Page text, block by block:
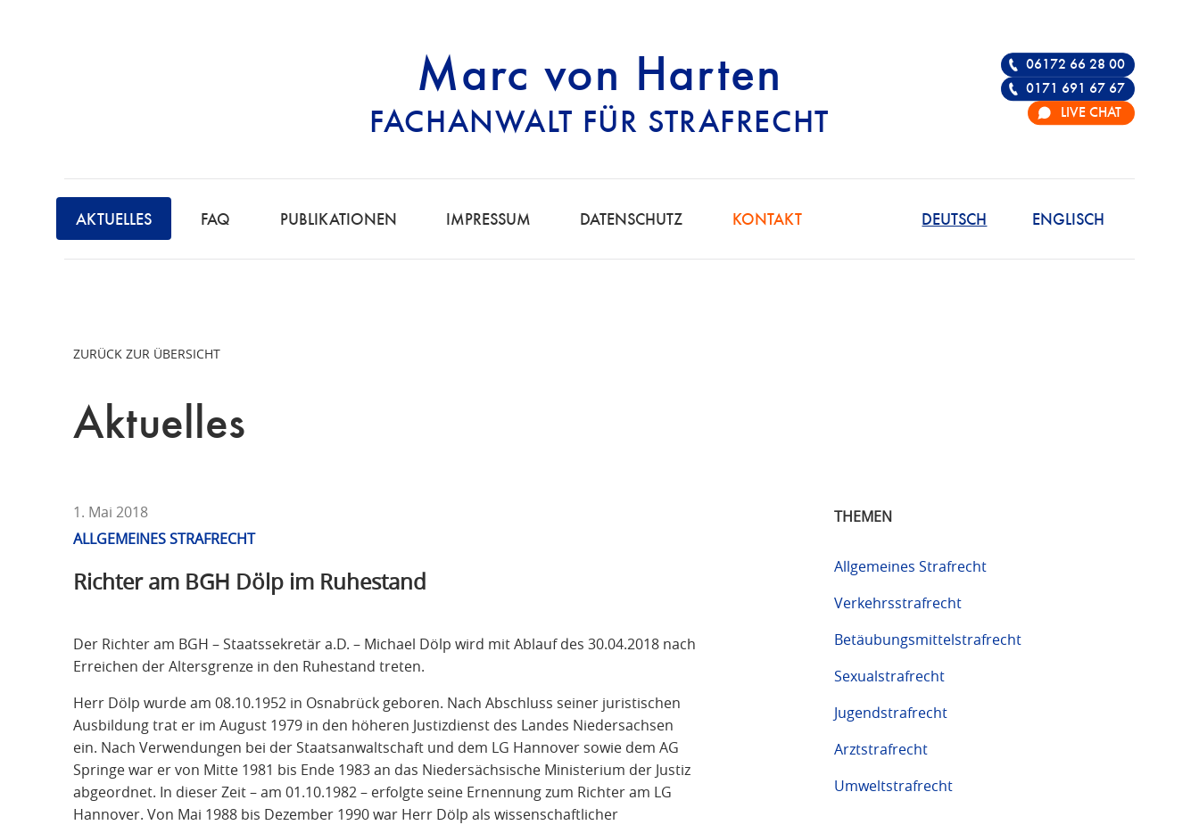
Marc von Harten
FACHANWALT FÜR STRAFRECHT
STRAFRECHT | RECHTSANWALT FÜR DIE
F
C
H
Ü
H
AKTUELLES FAQ PUBLIKATIONEN IMPRESSUM DATENSCHUTZ KONTAKT ENGLISCH
DEUTSCH
06172 66 28 00
0171 691 67 67
LIVE CHAT
ZURÜCK ZUR ÜBERSICHT
Aktuelles
1. Mai 2018
ALLGEMEINES STRAFRECHT
Richter am BGH Dölp im Ruhestand
Der Richter am BGH – Staatssekretär a.D. – Michael Dölp wird mit Ablauf des 30.04.2018 nach
Erreichen der Altersgrenze in den Ruhestand treten.
Herr Dölp wurde am 08.10.1952 in Osnabrück geboren. Nach Abschluss seiner juristischen
Ausbildung trat er im August 1979 in den höheren Justizdienst des Landes Niedersachsen
ein. Nach Verwendungen bei der Staatsanwaltschaft und dem LG Hannover sowie dem AG
Springe war er von Mitte 1981 bis Ende 1983 an das Niedersächsische Ministerium der Justiz
abgeordnet. In dieser Zeit – am 01.10.1982 – erfolgte seine Ernennung zum Richter am LG
Hannover. Von Mai 1988 bis Dezember 1990 war Herr Dölp als wissenschaftlicher
THEMEN
Allgemeines Strafrecht
Verkehrsstrafrecht
Betäubungsmittelstrafrecht
Sexualstrafrecht
Jugendstrafrecht
Arztstrafrecht
Umweltstrafrecht